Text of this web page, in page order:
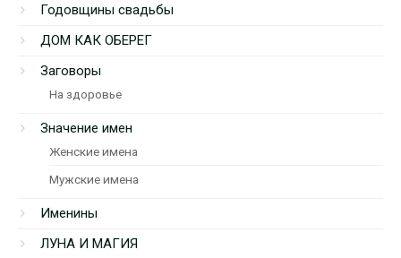
Годовщины свадьбы
ДОМ КАК ОБЕРЕГ
Заговоры
На здоровье
Значение имен
Женские имена
Мужские имена
Именины
ЛУНА И МАГИЯ